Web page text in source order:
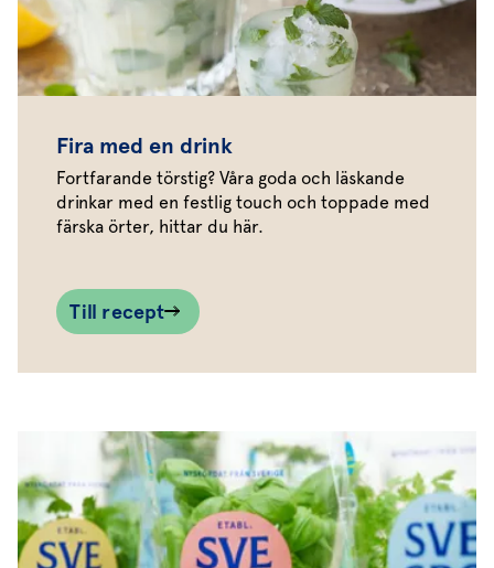
Fira med en drink
Fortfarande törstig? Våra goda och läskande
drinkar med en festlig touch och toppade med
färska örter, hittar du här.
Till recept